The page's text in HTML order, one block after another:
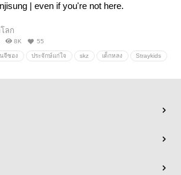
| even if you're not here.
ลก
8K 55
จีซอง ประจักษ์แก่ใจ skz เด็กหลง Straykids